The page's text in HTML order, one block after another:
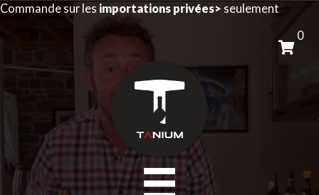
Aller
Commande sur les importations privées> seulement
0